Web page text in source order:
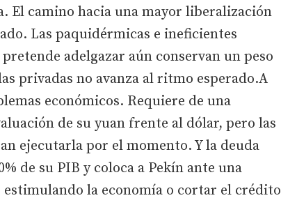
El camino hacia una mayor liberalización
Las paquidérmicas e ineficientes
adelgazar aún conservan un peso
privadas no avanza al ritmo esperado.A
económicos. Requiere de una
de su yuan frente al dólar, pero las
ejecutarla por el momento. Y la deuda
de su PIB y coloca a Pekín ante una
la economía o cortar el crédito